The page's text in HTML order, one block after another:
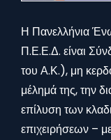
Η Πανελλήνια
Π.Ε.Ε.Δ. είναι
του Α.Κ.), μη
μέλημά της, την
επίλυση των
επιχειρήσεων –